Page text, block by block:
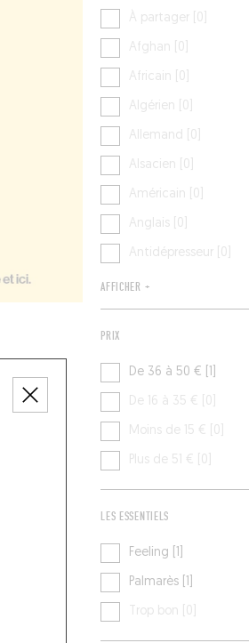
À partager [0]
Afghan [0]
Africain [0]
Algérien [0]
Allemand [0]
Alsacien [0]
Américain [0]
Anglais [0]
Antidépresseur [0]
AFFICHER +
PRIX
De 36 à 50 € [1]
De 16 à 35 € [0]
Moins de 15 € [0]
Plus de 51 € [0]
LES ESSENTIELS
Feeling [1]
Palmarès [1]
Trop bon [0]